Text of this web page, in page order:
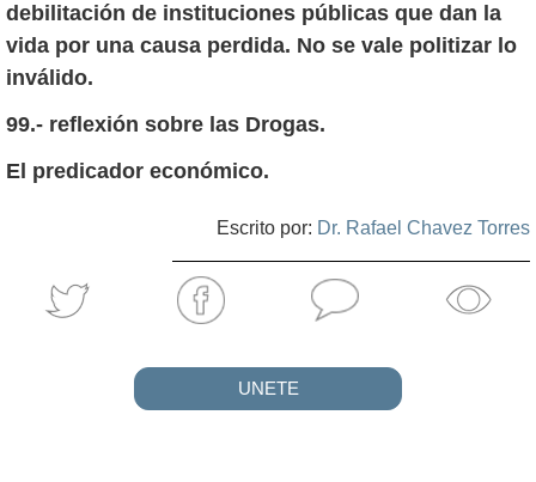
debilitación de instituciones públicas que dan la
vida por una causa perdida. No se vale politizar lo
inválido.
99.- reflexión sobre las Drogas.
El predicador económico.
Escrito por: Dr. Rafael Chavez Torres
UNETE